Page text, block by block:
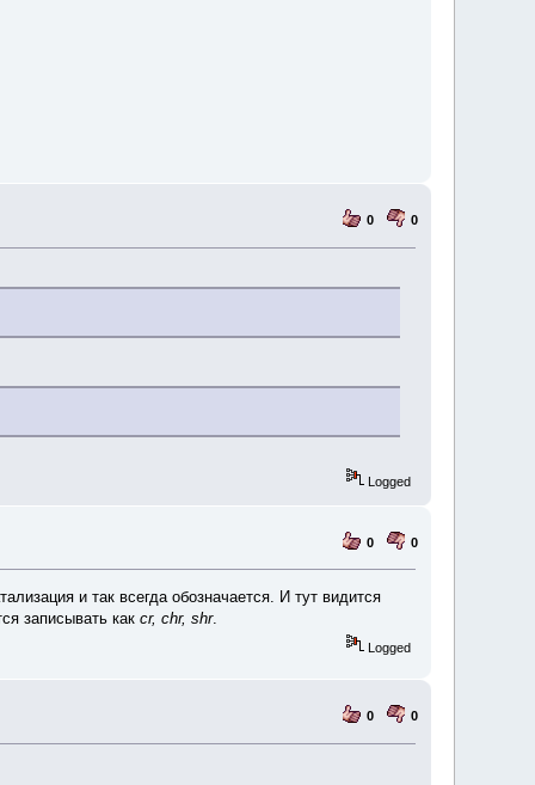
0 0
Logged
0 0
и так всегда обозначается. И тут видится
записывать какcr, chr, shr.
Logged
0 0